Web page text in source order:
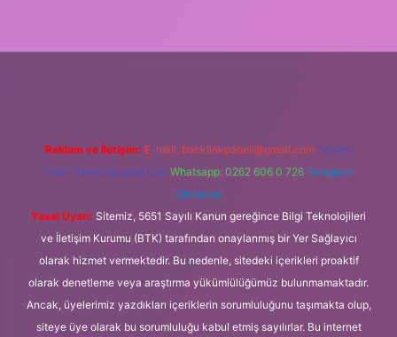
Reklam ve İletişim: E-mail: backlinkpaneli@gmail.com Teams:
forumhizmeti@gmail.com Whatsapp: 0262 606 0 726 Telegram:
@karabul
Yasal Uyarı: Sitemiz, 5651 Sayılı Kanun gereğince Bilgi Teknolojileri
ve İletişim Kurumu (BTK) tarafından onaylanmış bir Yer Sağlayıcı
olarak hizmet vermektedir. Bu nedenle, sitedeki içerikleri proaktif
olarak denetleme veya araştırma yükümlülüğümüz bulunmamaktadır.
Ancak, üyelerimiz yazdıkları içeriklerin sorumluluğunu taşımakta olup,
siteye üye olarak bu sorumluluğu kabul etmiş sayılırlar. Bu internet